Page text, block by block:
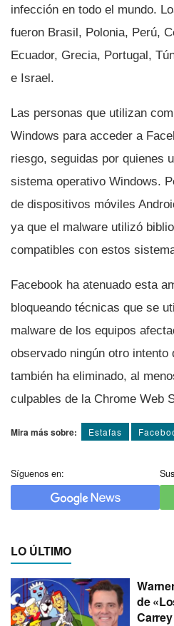
infección en todo el mundo.
fueron Brasil, Polonia, Perú,
Ecuador, Grecia, Portugal,
e Israel.
Las personas que utilizan
Windows para acceder a
riesgo, seguidas por quienes
sistema operativo Windows.
de dispositivos móviles
ya que el malware utilizó
compatibles con estos
Facebook ha atenuado esta
bloqueando técnicas que se
malware de los equipos
observado ningún otro intento
también ha eliminado, al
culpables de la Chrome Web
Mira más sobre: Estafas
Síguenos en:
LO ÚLTIMO
de